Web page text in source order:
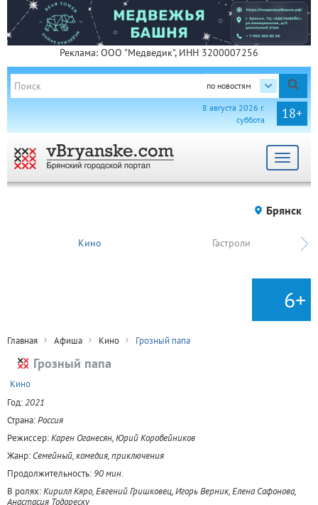
Реклама: ООО "Медведик", ИНН 3200007256
по новостям
18+
8 августа 2026 г.
суббота
Toggle
Брянск
Кино Гастроли
6+
Главная Афиша Кино Грозный папа
Грозный папа
Кино
Год:2021
Страна:Россия
Режиссер:Карен Оганесян, Юрий Коробейников
Жанр: Семейный, комедия, приключения
Продолжительность: 90 мин.
В ролях:Кирилл Кяро, Евгений Гришковец, Игорь Верник, Елена Сафонова,
Анастасия Тодореску